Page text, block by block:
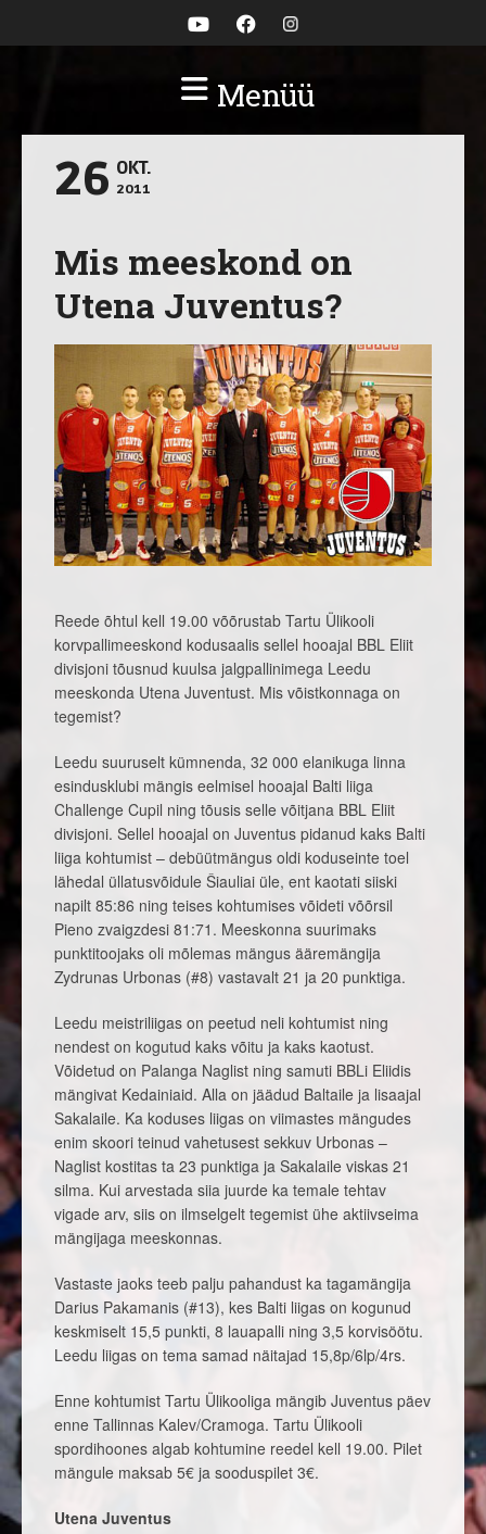
Menüü
26 OKT.
2011
Mis meeskond on
Utena Juventus?
Reede õhtul kell 19.00 võõrustab Tartu Ülikooli
korvpallimeeskond kodusaalis sellel hooajal BBL Eliit
divisjoni tõusnud kuulsa jalgpallinimega Leedu
meeskonda Utena Juventust. Mis võistkonnaga on
tegemist?
Leedu suuruselt kümnenda, 32 000 elanikuga linna
esindusklubi mängis eelmisel hooajal Balti liiga
Challenge Cupil ning tõusis selle võitjana BBL Eliit
divisjoni. Sellel hooajal on Juventus pidanud kaks Balti
liiga kohtumist – debüütmängus oldi koduseinte toel
lähedal üllatusvõidule Šiauliai üle, ent kaotati siiski
napilt 85:86 ning teises kohtumises võideti võõrsil
Pieno zvaigzdesi 81:71. Meeskonna suurimaks
punktitoojaks oli mõlemas mängus ääremängija
Zydrunas Urbonas (#8) vastavalt 21 ja 20 punktiga.
Leedu meistriliigas on peetud neli kohtumist ning
nendest on kogutud kaks võitu ja kaks kaotust.
Võidetud on Palanga Naglist ning samuti BBLi Eliidis
mängivat Kedainiaid. Alla on jäädud Baltaile ja lisaajal
Sakalaile. Ka koduses liigas on viimastes mängudes
enim skoori teinud vahetusest sekkuv Urbonas –
Naglist kostitas ta 23 punktiga ja Sakalaile viskas 21
silma. Kui arvestada siia juurde ka temale tehtav
vigade arv, siis on ilmselgelt tegemist ühe aktiivseima
mängijaga meeskonnas.
Vastaste jaoks teeb palju pahandust ka tagamängija
Darius Pakamanis (#13), kes Balti liigas on kogunud
keskmiselt 15,5 punkti, 8 lauapalli ning 3,5 korvisöötu.
Leedu liigas on tema samad näitajad 15,8p/6lp/4rs.
Enne kohtumist Tartu Ülikooliga mängib Juventus päev
enne Tallinnas Kalev/Cramoga. Tartu Ülikooli
spordihoones algab kohtumine reedel kell 19.00. Pilet
mängule maksab 5€ ja sooduspilet 3€.
Utena Juventus